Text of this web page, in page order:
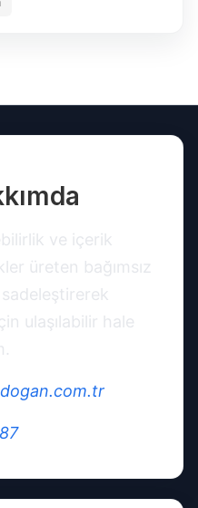
ve içerik
üreten bağımsız
ulaşılabilir hale